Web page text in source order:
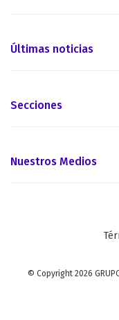
Últimas noticias
Secciones
Nuestros Medios
© Copyright 2026